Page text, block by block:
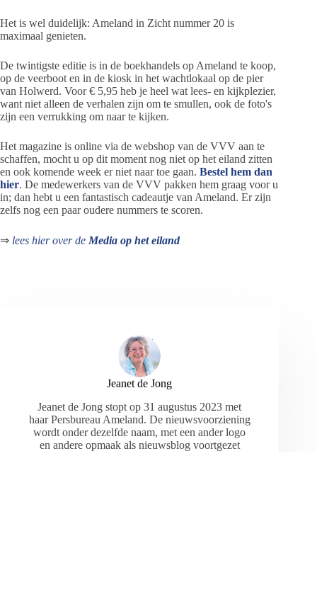
Het is wel duidelijk: Ameland in Zicht nummer 20 is
maximaal genieten.
De twintigste editie is in de boekhandels op Ameland te koop,
op de veerboot en in de kiosk in het wachtlokaal op de pier
van Holwerd. Voor € 5,95 heb je heel wat lees- en kijkplezier,
want niet alleen de verhalen zijn om te smullen, ook de foto's
zijn een verrukking om naar te kijken.
Het magazine is online via de webshop van de VVV aan te
schaffen, mocht u op dit moment nog niet op het eiland zitten
en ook komende week er niet naar toe gaan. Bestel hem dan
hier. De medewerkers van de VVV pakken hem graag voor u
in; dan hebt u een fantastisch cadeautje van Ameland. Er zijn
zelfs nog een paar oudere nummers te scoren.
⇒ lees hier over de Media op het eiland
Jeanet de Jong
Jeanet de Jong stopt op 31 augustus 2023 met
haar Persbureau Ameland. De nieuwsvoorziening
wordt onder dezelfde naam, met een ander logo
en andere opmaak als nieuwsblog voortgezet